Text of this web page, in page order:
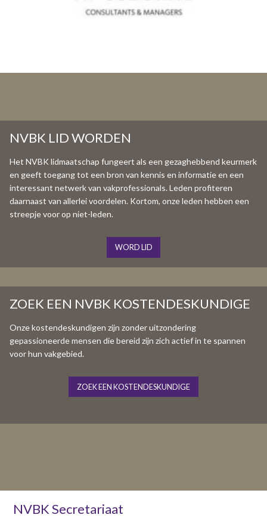
NVBK LID WORDEN
Het NVBK lidmaatschap fungeert als een gezaghebbend keurmerk
en geeft toegang tot een bron van kennis en informatie en een
interessant netwerk van vakprofessionals. Leden profiteren
daarnaast van allerlei voordelen. Kortom, onze leden hebben een
streepje voor op niet-leden.
WORD LID
ZOEK EEN NVBK KOSTENDESKUNDIGE
Onze kostendeskundigen zijn zonder uitzondering
gepassioneerde mensen die bereid zijn zich actief in te spannen
voor hun vakgebied.
ZOEK EEN KOSTENDESKUNDIGE
NVBK Secretariaat